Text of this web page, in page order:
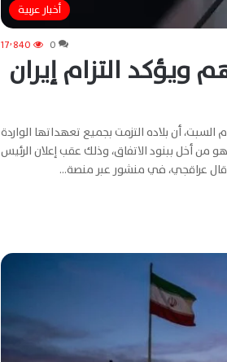
أخبار عربية
0 17٬840
التزام إيران
أن بلاده التزمت بجميع تعهداتها الواردة
من أخل ببنود الاتفاق، وذلك عقب إعلان الرئيس
وقال عراقجي، في منشور عبر منصة…